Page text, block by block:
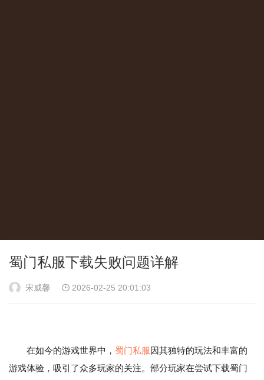
蜀门私服下载失败问题详解
宋威馨 2026-02-25 20:01:03
在如今的游戏世界中， 蜀门私服因其独特的玩法和丰富的
游戏体验，吸引了众多玩家的关注。部分玩家在尝试下载蜀门